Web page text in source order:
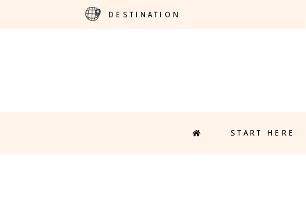
DESTINATION
START HERE